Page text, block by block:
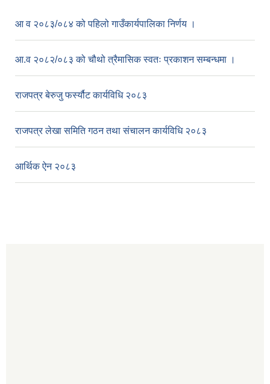
आ व २०८३/०८४ को पहिलो गाउँकार्यपालिका निर्णय ।
आ.व २०८२/०८३ को चौथो त्रैमासिक स्वतः प्रकाशन सम्बन्धमा ।
राजपत्र बेरुजु फर्स्यौट कार्यविधि २०८३
राजपत्र लेखा समिति गठन तथा संचालन कार्यविधि २०८३
आर्थिक ऐन २०८३